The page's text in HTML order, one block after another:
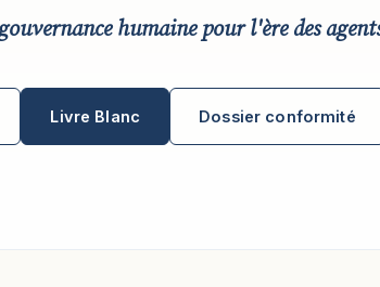
humaine pour l'ère des
Livre Blanc Dossier conformité